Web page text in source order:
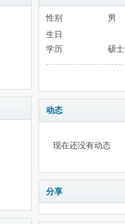
性别
男
生日
学历
硕士
动态
现在还没有动态
分享